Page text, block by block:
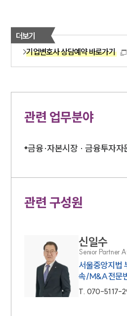
더보기
기업변호사 상담예약 바로가기
관련 업무분야
금융·자본시장 · 금융투자자
관련 구성원
신일수
Senior Partner
서울중앙지법
속/M&A전문
T. 070-5117-